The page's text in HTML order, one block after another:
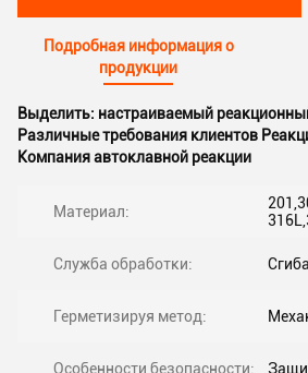
Подробная информация о
продукции
Выделить: настраиваемый
Различные требования клиентов
Компания автоклавной реакции
Материал:
Служба обработки:
Герметизируя метод:
Особенности безопасности: